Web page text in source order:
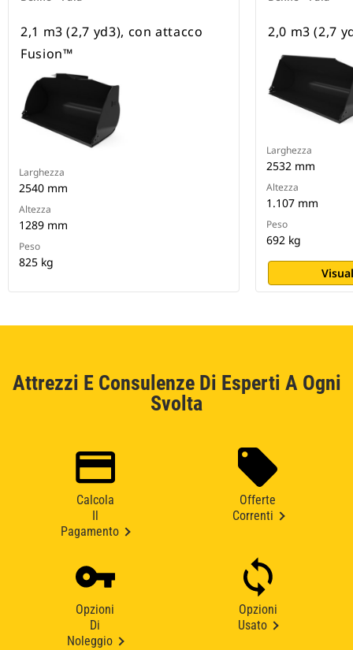
2,1 m3 (2,7 yd3), con attacco
Fusion™
Larghezza
2540 mm
Altezza
1289 mm
Peso
825 kg
2,0 m3 (2,7
Larghezza
2532 mm
Altezza
1.107 mm
Peso
692 kg
Attrezzi E Consulenze Di Esperti A Ogni
Svolta
Calcola
Pagamento
Offerte
Correnti
Opzioni
Di
Noleggio
Opzioni
Usato